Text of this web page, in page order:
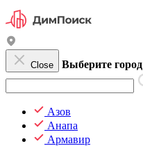
Close Выберите город
Азов
Анапа
Армавир